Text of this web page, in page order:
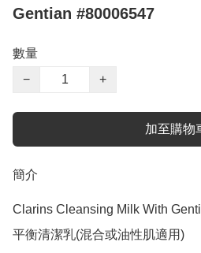
Gentian #80006547
數量
−
+
加至購物
簡介
Clarins Cleansing Milk With
平衡清潔乳(混合或油性肌適用)